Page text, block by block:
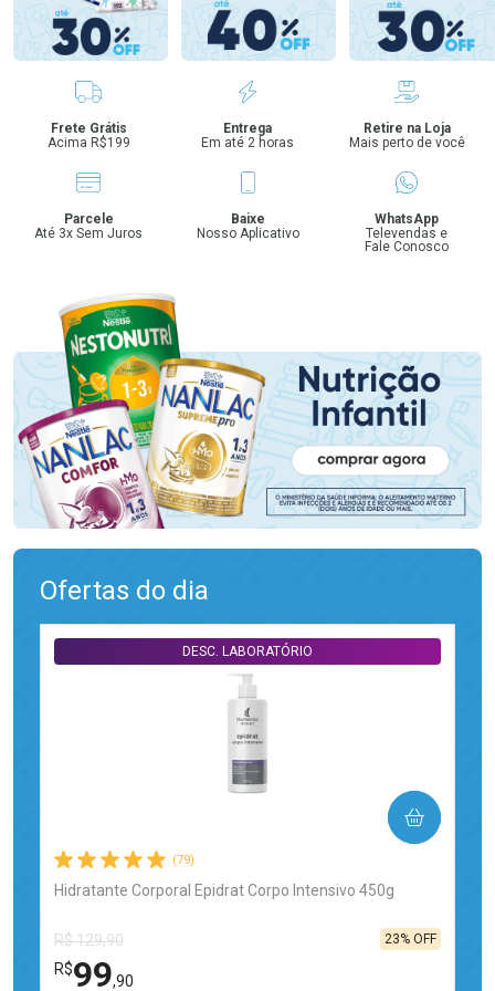
Benefícios
Frete Grátis
Acima R$199
Entrega
Em até 2 horas
Retire na Loja
Mais perto de você
Parcele
Até 3x Sem Juros
Baixe
Nosso Aplicativo
WhatsApp
Televendas e
Fale Conosco
Ofertas do dia
(79)
Hidratante Corporal Epidrat Corpo Intensivo 450g
DESC. LABORATÓRIO
R$ 129,90
R$99,90
23% OFF
COMPRAR